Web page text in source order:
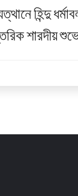
হিন্দু
শারদীয়